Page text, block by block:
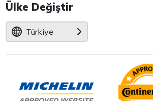
Ülke Değiştir
Türkiye